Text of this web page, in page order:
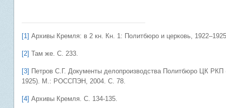
[1] Архивы Кремля: в 2 кн. Кн. 1: Политбюро и церковь,
[2] Там же. С. 233.
[3] Петров С.Г. Документы делопроизводства Политбюро ЦК РКП
1925). М.: РОССПЭН, 2004. С. 78.
[4] Архивы Кремля. С. 134-135.